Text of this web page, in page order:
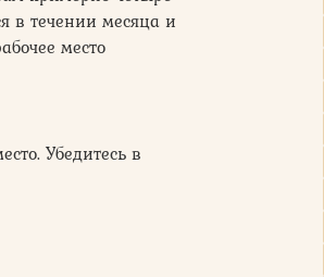
в течении месяца и
место
Убедитесь в